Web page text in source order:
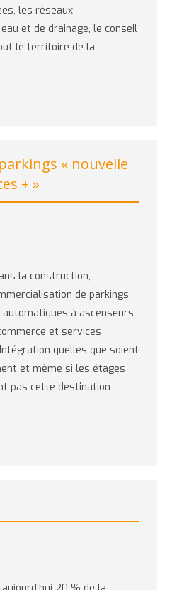
les réseaux
et de drainage, le conseil
le territoire de la
« nouvelle
+ »
la construction,
de parkings
à ascenseurs
et services
quelles que soient
et même si les étages
pas cette destination